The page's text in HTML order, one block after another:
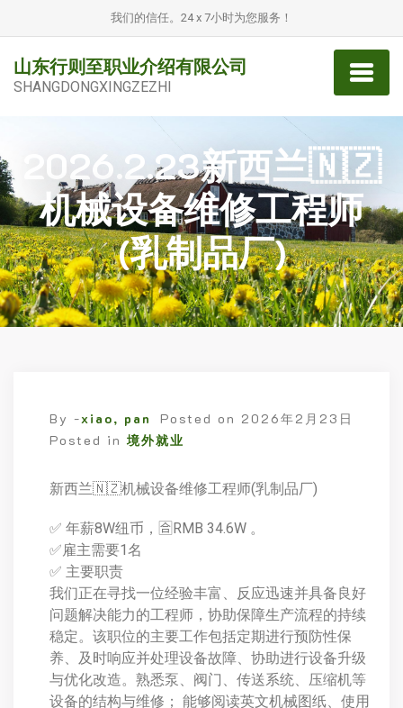
我们的信任。24 x 7小时为您服务！
山东行则至职业介绍有限公司
SHANGDONGXINGZEZHI
2026.2.23新西兰🇳🇿
机械设备维修工程师
(乳制品厂)
By -xiao, pan Posted on 2026年2月23日
Posted in 境外就业
新西兰🇳🇿机械设备维修工程师(乳制品厂)
✅ 年薪8W纽币，🈴RMB 34.6W 。
✅雇主需要1名
✅ 主要职责
我们正在寻找一位经验丰富、反应迅速并具备良好
问题解决能力的工程师，协助保障生产流程的持续
稳定。该职位的主要工作包括定期进行预防性保
养、及时响应并处理设备故障、协助进行设备升级
与优化改造。熟悉泵、阀门、传送系统、压缩机等
设备的结构与维修； 能够阅读英文机械图纸、使用